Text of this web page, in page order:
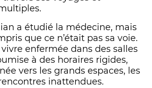
a étudié la médecine, mais
que ce n’était pas sa voie.
enfermée dans des salles
à des horaires rigides,
vers les grands espaces, les
inattendues.